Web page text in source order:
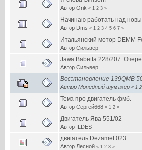
Автор Orik « 1 2 3»
Начинаю работать над
Автор Dms « 1 2 3 4 5 6 7»
Итальянский мотор DEMM
Автор Сильвер
Jawa Babetta 228/207.
Автор Сильвер
Восстановление 139QMB
Автор Мопедный шумахер « 1 2
Тема про двигатель фмб.
Автор Сергей668 « 1 2»
Двигатель Ява 551/02
Автор ILDES
двигатель Dezamet 023
Автор Лесной « 1 2 3»